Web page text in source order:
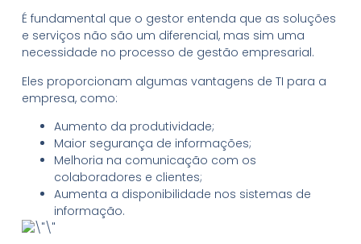
É fundamental que o gestor entenda que as soluções
e serviços não são um diferencial, mas sim uma
necessidade no processo de gestão empresarial.
Eles proporcionam algumas vantagens de TI para a
empresa, como:
Aumento da produtividade;
Maior segurança de informações;
Melhoria na comunicação com os
colaboradores e clientes;
Aumenta a disponibilidade nos sistemas de
informação.